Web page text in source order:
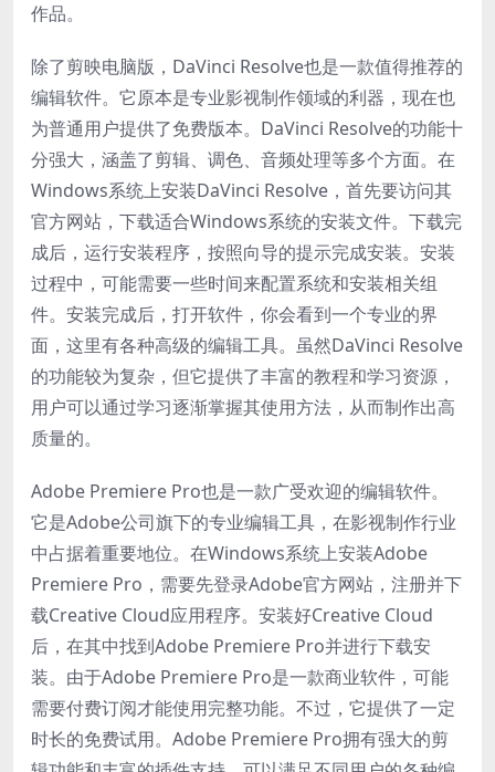
作品。
除了剪映电脑版，DaVinci Resolve也是一款值得推荐的
编辑软件。它原本是专业影视制作领域的利器，现在也
为普通用户提供了免费版本。DaVinci Resolve的功能十
分强大，涵盖了剪辑、调色、音频处理等多个方面。在
Windows系统上安装DaVinci Resolve，首先要访问其
官方网站，下载适合Windows系统的安装文件。下载完
成后，运行安装程序，按照向导的提示完成安装。安装
过程中，可能需要一些时间来配置系统和安装相关组
件。安装完成后，打开软件，你会看到一个专业的界
面，这里有各种高级的编辑工具。虽然DaVinci Resolve
的功能较为复杂，但它提供了丰富的教程和学习资源，
用户可以通过学习逐渐掌握其使用方法，从而制作出高
质量的。
Adobe Premiere Pro也是一款广受欢迎的编辑软件。
它是Adobe公司旗下的专业编辑工具，在影视制作行业
中占据着重要地位。在Windows系统上安装Adobe
Premiere Pro，需要先登录Adobe官方网站，注册并下
载Creative Cloud应用程序。安装好Creative Cloud
后，在其中找到Adobe Premiere Pro并进行下载安
装。由于Adobe Premiere Pro是一款商业软件，可能
需要付费订阅才能使用完整功能。不过，它提供了一定
时长的免费试用。Adobe Premiere Pro拥有强大的剪